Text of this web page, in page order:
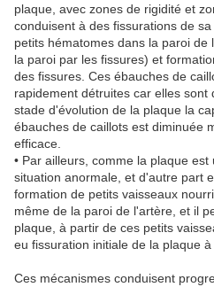
plaque, avec zones de rigidité et
conduisent à des fissurations de
petits hématomes dans la paroi
la paroi par les fissures) et
des fissures. Ces ébauches de
rapidement détruites car elles sont
stade d'évolution de la plaque la
ébauches de caillots est diminuée
efficace.
• Par ailleurs, comme la plaque
situation anormale, et d'autre part
formation de petits vaisseaux
même de la paroi de l'artère, et il
plaque, à partir de ces petits
eu fissuration initiale de la plaque
Ces mécanismes conduisent